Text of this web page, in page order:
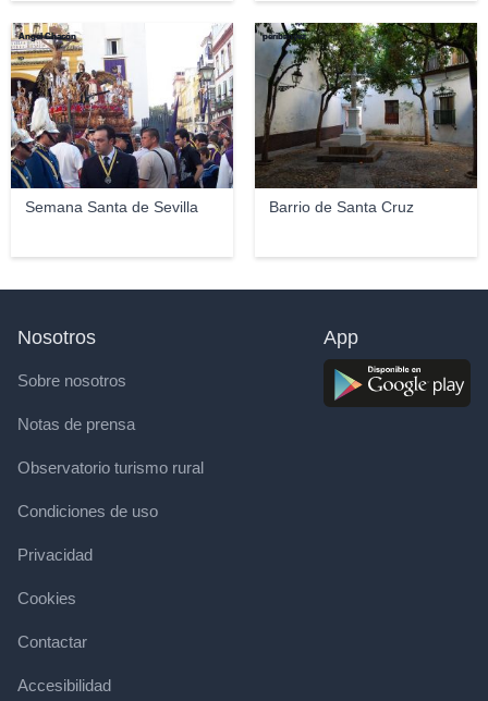
Semana Santa de Sevilla
Ángel Chacón
Barrio de Santa Cruz
peribanyez
Nosotros
Sobre nosotros
Notas de prensa
Observatorio turismo rural
Condiciones de uso
Privacidad
Cookies
Contactar
Accesibilidad
App